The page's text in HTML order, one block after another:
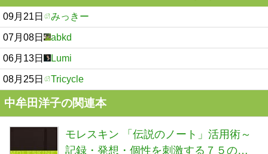
09月21日 みっきー
07月08日 abkd
06月13日 Lumi
08月25日 Tricycle
中牟田洋子の関連本
モレスキン 「伝説のノート」活用術～
記録・発想・個性を刺激する７５の使